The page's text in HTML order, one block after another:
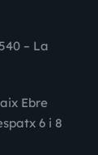
– La
Ebre
6 i 8